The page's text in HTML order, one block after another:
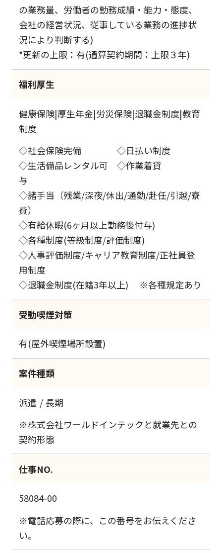
の業務量、労働者の勤務成績・能力・態度、
会社の経営状況、従事している業務の進捗状
況により判断する)
*更新の上限：有(通算契約期間：上限３年)
福利厚生
健康保険|厚生年金|労災保険|退職金制度|教育
制度
◇社会保険完備 ◇日払い制度
◇生活備品レンタル可 ◇作業着貸
与
◇諸手当（残業/深夜/休出/通勤/赴任/引越/寮
費）
◇有給休暇(6ヶ月以上勤務後付与)
◇各種制度(等級制度/評価制度)
◇人事評価制度/キャリア教育制度/正社員登
用制度
◇退職金制度(在籍3年以上) ※各種規定あり
受動喫煙対策
有(屋外喫煙場所設置)
案件種類
派遣
長期
※株式会社ワールドインテックと就業先との
契約形態
仕事NO.
58084-00
※電話応募の際に、この番号をお伝えくださ
い。